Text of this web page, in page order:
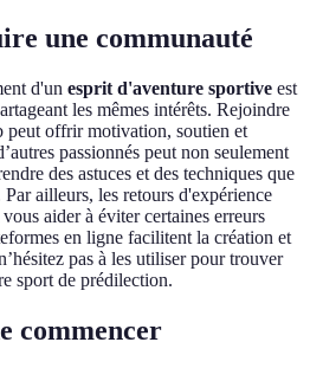
une communauté
d'un esprit d'aventure sportive est
les mêmes intérêts. Rejoindre
peut offrir motivation, soutien et
passionnés peut non seulement
des astuces et des techniques que
ailleurs, les retours d'expérience
aider à éviter certaines erreurs
en ligne facilitent la création et
pas à les utiliser pour trouver
sport de prédilection.
commencer